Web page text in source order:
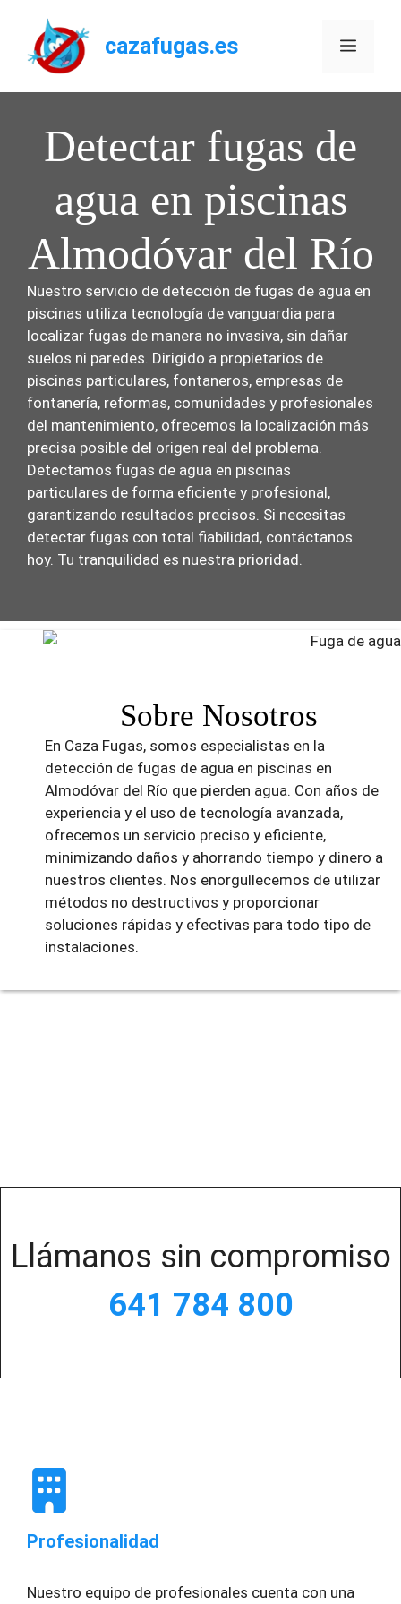
contenido
cazafugas.es Menú
Detectar fugas de
agua en piscinas
Almodóvar del Río
Nuestro servicio de detección de fugas de agua en
piscinas utiliza tecnología de vanguardia para
localizar fugas de manera no invasiva, sin dañar
suelos ni paredes. Dirigido a propietarios de
piscinas particulares, fontaneros, empresas de
fontanería, reformas, comunidades y profesionales
del mantenimiento, ofrecemos la localización más
precisa posible del origen real del problema.
Detectamos fugas de agua en piscinas
particulares de forma eficiente y profesional,
garantizando resultados precisos. Si necesitas
detectar fugas con total fiabilidad, contáctanos
hoy. Tu tranquilidad es nuestra prioridad.
Sobre Nosotros
En Caza Fugas, somos especialistas en la
detección de fugas de agua en piscinas en
Almodóvar del Río que pierden agua. Con años de
experiencia y el uso de tecnología avanzada,
ofrecemos un servicio preciso y eficiente,
minimizando daños y ahorrando tiempo y dinero a
nuestros clientes. Nos enorgullecemos de utilizar
métodos no destructivos y proporcionar
soluciones rápidas y efectivas para todo tipo de
instalaciones.
Llámanos sin compromiso
641 784 800
Profesionalidad
Nuestro equipo de profesionales cuenta con una